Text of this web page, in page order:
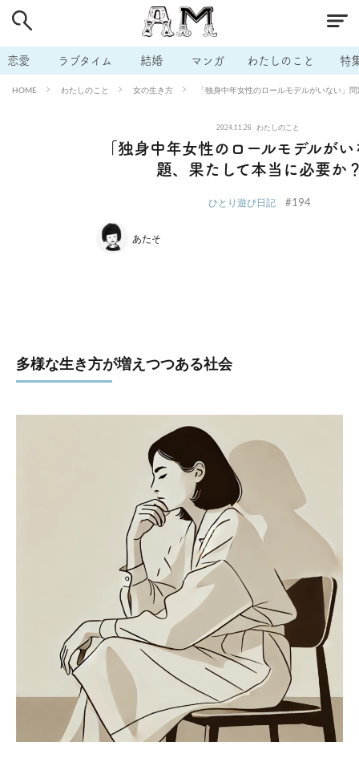
恋愛 ラブタイム 結婚 マンガ わたしのこと 特
HOME わたしのこと 女の生き方 「独身中年女性のロールモデルがいない」
2024.11.26 わたしのこと
「独身中年女性のロールモデルが
題、果たして本当に必要か
ひとり遊び日記 #194
あたそ
多様な生き方が増えつつある社会
# 男の本音 # セフレ # 不倫
# 出会う方法 # マッチングアプリ # ラブグッズ # 体の相